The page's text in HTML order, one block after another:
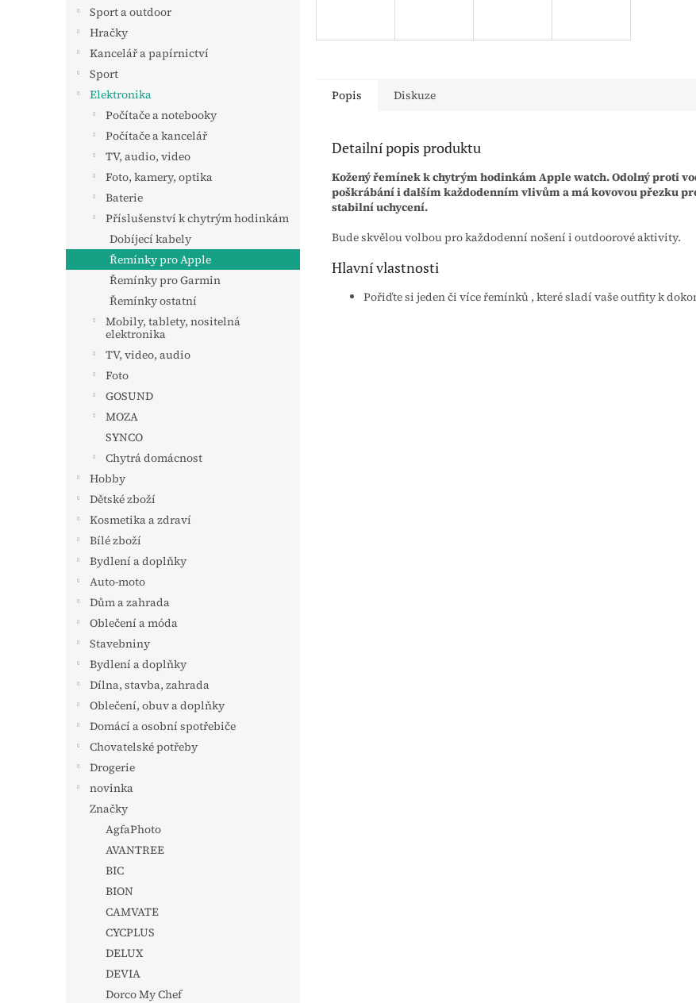
Sport a outdoor
Hračky
Kancelář a papírnictví
Sport
Elektronika
Počítače a notebooky
Počítače a kancelář
TV, audio, video
Foto, kamery, optika
Baterie
Příslušenství k chytrým hodinkám
Dobíjecí kabely
Řemínky pro Apple
Řemínky pro Garmin
Řemínky ostatní
Mobily, tablety, nositelná
elektronika
TV, video, audio
Foto
GOSUND
MOZA
SYNCO
Chytrá domácnost
Hobby
Dětské zboží
Kosmetika a zdraví
Bílé zboží
Bydlení a doplňky
Auto-moto
Dům a zahrada
Oblečení a móda
Stavebniny
Bydlení a doplňky
Dílna, stavba, zahrada
Oblečení, obuv a doplňky
Domácí a osobní spotřebiče
Chovatelské potřeby
Drogerie
novinka
Značky
AgfaPhoto
AVANTREE
BIC
BION
CAMVATE
CYCPLUS
DELUX
DEVIA
Dorco My Chef
Popis Diskuze
Detailní popis produktu
Kožený řemínek k chytrým hodinkám Apple watch. Odolný proti
poškrábání i dalším každodenním vlivům a má kovovou přezku
stabilní uchycení.
Bude skvělou volbou pro každodenní nošení i outdoorové aktivity.
Hlavní vlastnosti
Pořiďte si jeden či více řemínků , které sladí vaše outfity k